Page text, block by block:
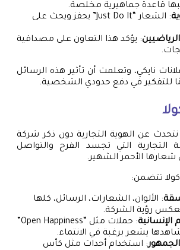
قاعدة جماهيرية مخلصة.
: الشعار “Just Do It” يحفز ويحث على
: يؤكد هذا التعاون على مصداقية
نايكي، وتعلمت أن تأثير هذه الرسائل
للتفكير في دفع حدودي الشخصية.
نتحدث عن الهوية التجارية دون ذكر شركة
التجارية التي تجسد الفرح والتواصل
شعارها الأحمر الشهير.
تتضمن:
: الألوان، الشعارات، الرسائل، كلها
رؤية الشركة.
الإنسانية
: حملات مثل “Open Happiness”
يشعر برغبة في الانتماء.
: استخدام أحداث مثل كأس